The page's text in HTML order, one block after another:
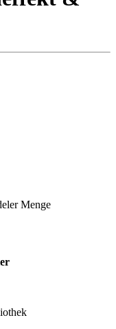
Menge